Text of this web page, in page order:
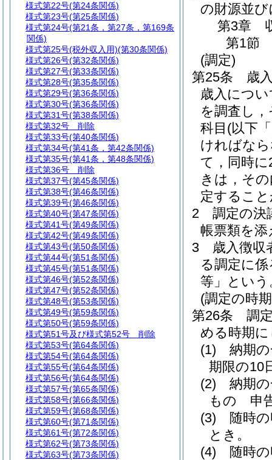
の財源並
第3章
第1節
(調定)
第25条
歳
歳入につ
を調査し
科目 (以下
ければな
て，同時
きは，そ
定するこ
2
調定の決
帳票類を
3
歳入徴収
る調定に
等」という
(調定の時
第26条
調
める時期
(1)
納期
期限の10
(2)
納期
もの 申
(3)
随時
とき。
(4)
随時
様式第22号(第24条関係)
様式第23号(第25条関係)
様式第24号(第21条，第27条，第169条
関係)
様式第25号(税外収入用)(第30条関係)
様式第26号(第32条関係)
様式第27号(第33条関係)
様式第28号(第35条関係)
様式第29号(第36条関係)
様式第30号(第36条関係)
様式第31号(第38条関係)
様式第32号 削除
様式第33号(第40条関係)
様式第34号(第41条，第42条関係)
様式第35号(第41条，第48条関係)
様式第36号 削除
様式第37号(第45条関係)
様式第38号(第46条関係)
様式第39号(第46条関係)
様式第40号(第47条関係)
様式第41号(第49条関係)
様式第42号(第49条関係)
様式第43号(第50条関係)
様式第44号(第51条関係)
様式第45号(第51条関係)
様式第46号(第52条関係)
様式第47号(第52条関係)
様式第48号(第53条関係)
様式第49号(第59条関係)
様式第50号(第59条関係)
様式第51号及び様式第52号 削除
様式第53号(第64条関係)
様式第54号(第64条関係)
様式第55号(第64条関係)
様式第56号(第64条関係)
様式第57号(第65条関係)
様式第58号(第66条関係)
様式第59号(第68条関係)
様式第60号(第71条関係)
様式第61号(第72条関係)
様式第62号(第73条関係)
様式第63号(第73条関係)